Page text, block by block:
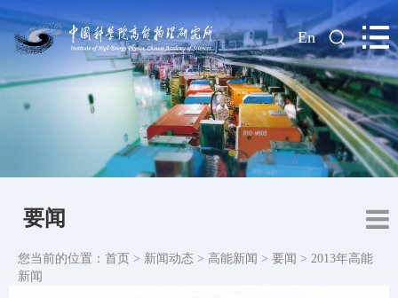
| En
要闻
您当前的位置： 首页 > 新闻动态 > 高能新闻 > 要闻 > 2013年高能
新闻